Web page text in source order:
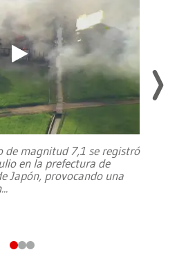
de magnitud 7,1 se registró
en la prefectura de
Japón, provocando una
...